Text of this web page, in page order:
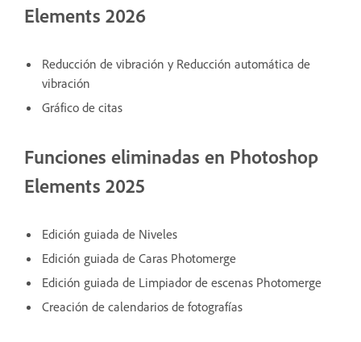
Elements 2026
Reducción de vibración y Reducción automática de
vibración
Gráfico de citas
Funciones eliminadas en Photoshop
Elements 2025
Edición guiada de Niveles
Edición guiada de Caras Photomerge
Edición guiada de Limpiador de escenas Photomerge
Creación de calendarios de fotografías